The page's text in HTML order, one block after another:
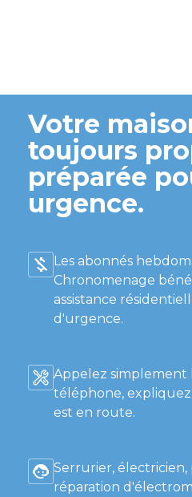
Votre
toujours
préparée
urgence.
Les abonnés
Chronomenage
assistance
d'urgence.
Appelez simplement
téléphone,
est en route.
Serrurier, électricien,
réparation